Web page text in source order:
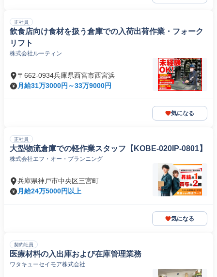
正社員
飲食店向け食材を扱う倉庫での入荷出荷作業・フォーク
リフト
株式会社ルーティン
〒662-0934兵庫県西宮市西宮浜
月給31万3000円～33万9000円
気になる
正社員
大型物流倉庫での軽作業スタッフ【KOBE-020IP-0801】
株式会社エフ・オー・プランニング
兵庫県神戸市中央区三宮町
月給24万5000円以上
気になる
契約社員
医療材料の入出庫および在庫管理業務
ワタキューセイモア株式会社